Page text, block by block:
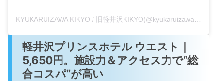
軽井沢プリンスホテル ウエスト｜
5,650円。施設力＆アクセス力で“総
合コスパ”が高い